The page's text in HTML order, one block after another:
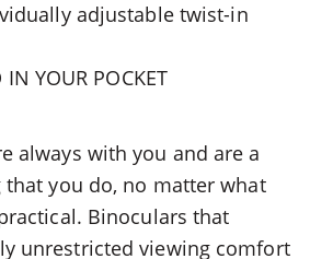
adjustable twist-in
IN YOUR POCKET
always with you and are a
you do, no matter what
Binoculars that
unrestricted viewing comfort